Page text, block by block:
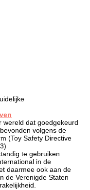
wereld dat goedgekeurd
volgens de
(Toy Safety Directive
te gebruiken
in de
daarmee ook aan de
de Verenigde Staten